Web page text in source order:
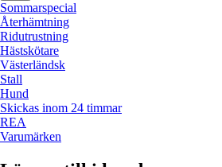
Sommarspecial
Återhämtning
Ridutrustning
Hästskötare
Västerländsk
Stall
Hund
Skickas inom 24 timmar
REA
Varumärken